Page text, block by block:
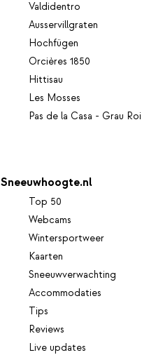
Valdidentro
Ausservillgraten
Hochfügen
Orcières 1850
Hittisau
Les Mosses
Pas de la Casa - Grau Roi
Sneeuwhoogte.nl
Top 50
Webcams
Wintersportweer
Kaarten
Sneeuwverwachting
Accommodaties
Tips
Reviews
Live updates